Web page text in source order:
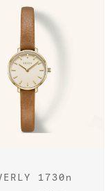
1730n